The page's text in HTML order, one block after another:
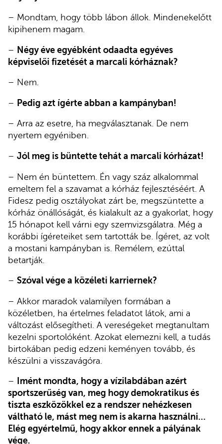
– Mondtam, hogy több lábon állok. Mindenekelőtt
kipihenem magam.
– Négy éve egyébként odaadta egyéves
képviselői fizetését a marcali kórháznak?
– Nem.
– Pedig azt ígérte abban a kampányban!
– Arra az esetre, ha megválasztanak. De nem
nyertem egyéniben.
– Jól meg is büntette tehát a marcali kórházat!
– Nem én büntettem. Én vagy száz alkalommal
emeltem fel a szavamat a kórház fejlesztéséért. A
Fidesz pedig osztályokat zárt be, megszüntette a
kórház önállóságát, és kialakult az a gyakorlat, hogy
15 hónapot kell várni egy szemvizsgálatra. Még a
korábbi ígéreteiket sem tartották be. Ígéret, az volt
a mostani kampányban is. Remélem, ezúttal
betartják.
– Szóval vége a közéleti karriernek?
– Akkor maradok valamilyen formában a
közéletben, ha értelmes feladatot látok, ami a
változást elősegítheti. A vereségeket megtanultam
kezelni sportolóként. Azokat elemezni kell, a tudás
birtokában pedig edzeni keményen tovább, és
készülni a visszavágóra.
–
Imént mondta, hogy a vízilabdában azért
sportszerűség van, meg hogy demokratikus és
tiszta eszközökkel ez a rendszer nehézkesen
váltható le, mást meg nem is akarna használni…
Elég egyértelmű, hogy akkor ennek a pályának
vége.